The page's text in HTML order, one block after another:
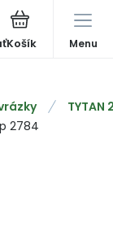
Menu
TYTAN
2784